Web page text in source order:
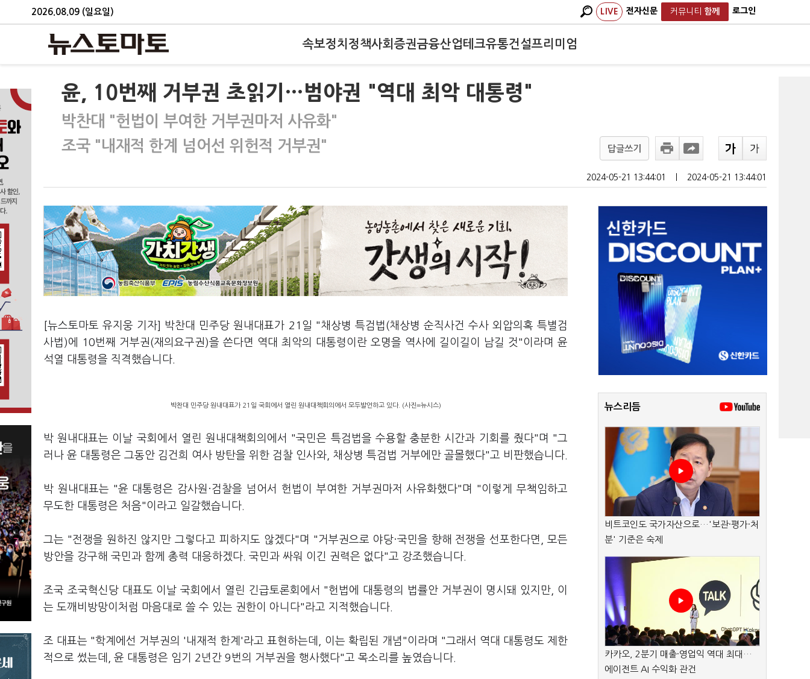
2026.08.09 (일요일) LIVE 전자신문 커뮤니티 함께 로그인
속보정치 정책사회 증권금융산업테크유통건설프리미엄
윤, 10번째 거부권 초읽기…범야권 "역대 최악 대통령"
박찬대 "헌법이 부여한 거부권마저 사유화"
조국 "내재적 한계 넘어선 위헌적 거부권"
답글쓰기
2024-05-21 13:44:01 2024-05-21 13:44:01
[뉴스토마토 유지웅 기자] 박찬대 민주당 원내대표가 21일 "채상병 특검법(채상병 순직사건 수사 외압의혹 특별검
사법)에 10번째 거부권(재의요구권)을 쓴다면 역대 최악의 대통령이란 오명을 역사에 길이길이 남길 것"이라며 윤
석열 대통령을 직격했습니다.
박찬대 민주당 원내대표가 21일 국회에서 열린 원내대책회의에서 모두발언하고 있다. (사진=뉴시스)
박 원내대표는 이날 국회에서 열린 원내대책회의에서 "국민은 특검법을 수용할 충분한 시간과 기회를 줬다"며 "그
러나 윤 대통령은 그동안 김건희 여사 방탄을 위한 검찰 인사와, 채상병 특검법 거부에만 골몰했다"고 비판했습니다.
박 원내대표는 "윤 대통령은 감사원·검찰을 넘어서 헌법이 부여한 거부권마저 사유화했다"며 "이렇게 무책임하고
무도한 대통령은 처음"이라고 일갈했습니다.
그는 "전쟁을 원하진 않지만 그렇다고 피하지도 않겠다"며 "거부권으로 야당·국민을 향해 전쟁을 선포한다면, 모든
방안을 강구해 국민과 함께 총력 대응하겠다. 국민과 싸워 이긴 권력은 없다"고 강조했습니다.
조국 조국혁신당 대표도 이날 국회에서 열린 긴급토론회에서 "헌법에 대통령의 법률안 거부권이 명시돼 있지만, 이
는 도깨비방망이처럼 마음대로 쓸 수 있는 권한이 아니다"라고 지적했습니다.
조 대표는 "학계에선 거부권의 '내재적 한계'라고 표현하는데, 이는 확립된 개념"이라며 "그래서 역대 대통령도 제한
적으로 썼는데, 윤 대통령은 임기 2년간 9번의 거부권을 행사했다"고 목소리를 높였습니다.
뉴스리듬
비트코인도 국가자산으로…'보관·평가·처
분' 기준은 숙제
카카오, 2분기 매출·영업익 역대 최대…
에이전트 AI 수익화 관건